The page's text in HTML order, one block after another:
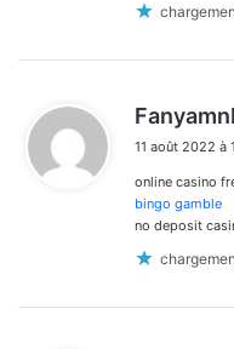
11 août 2022 à
online casino
bingo gamble
no deposit